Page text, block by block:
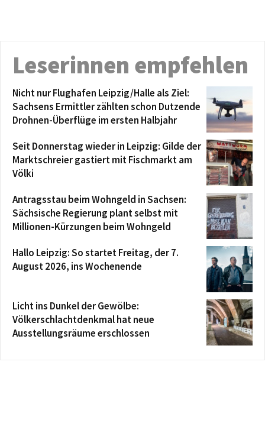
Leserinnen empfehlen
Nicht nur Flughafen Leipzig/Halle als Ziel:
Sachsens Ermittler zählten schon Dutzende
Drohnen-Überflüge im ersten Halbjahr
Seit Donnerstag wieder in Leipzig: Gilde der
Marktschreier gastiert mit Fischmarkt am
Völki
Antragsstau beim Wohngeld in Sachsen:
Sächsische Regierung plant selbst mit
Millionen-Kürzungen beim Wohngeld
Hallo Leipzig: So startet Freitag, der 7.
August 2026, ins Wochenende
Licht ins Dunkel der Gewölbe:
Völkerschlachtdenkmal hat neue
Ausstellungsräume erschlossen